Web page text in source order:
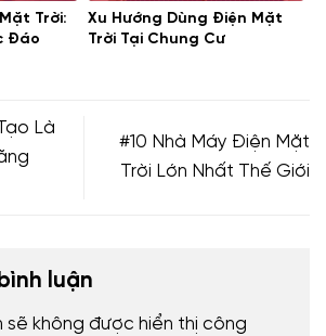
Trời:
Đáo
Xu Hướng Dùng Điện Mặt
Trời Tại Chung Cư
Là
#10 Nhà Máy Điện Mặt
Trời Lớn Nhất Thế Giới
luận
sẽ không được hiển thị công